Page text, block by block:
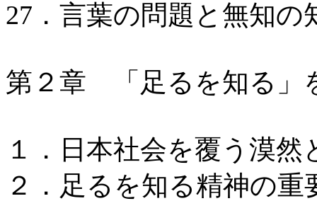
27．言葉の問題と無知の
第２章 「足るを知る」
１．日本社会を覆う漠
２．足るを知る精神の重